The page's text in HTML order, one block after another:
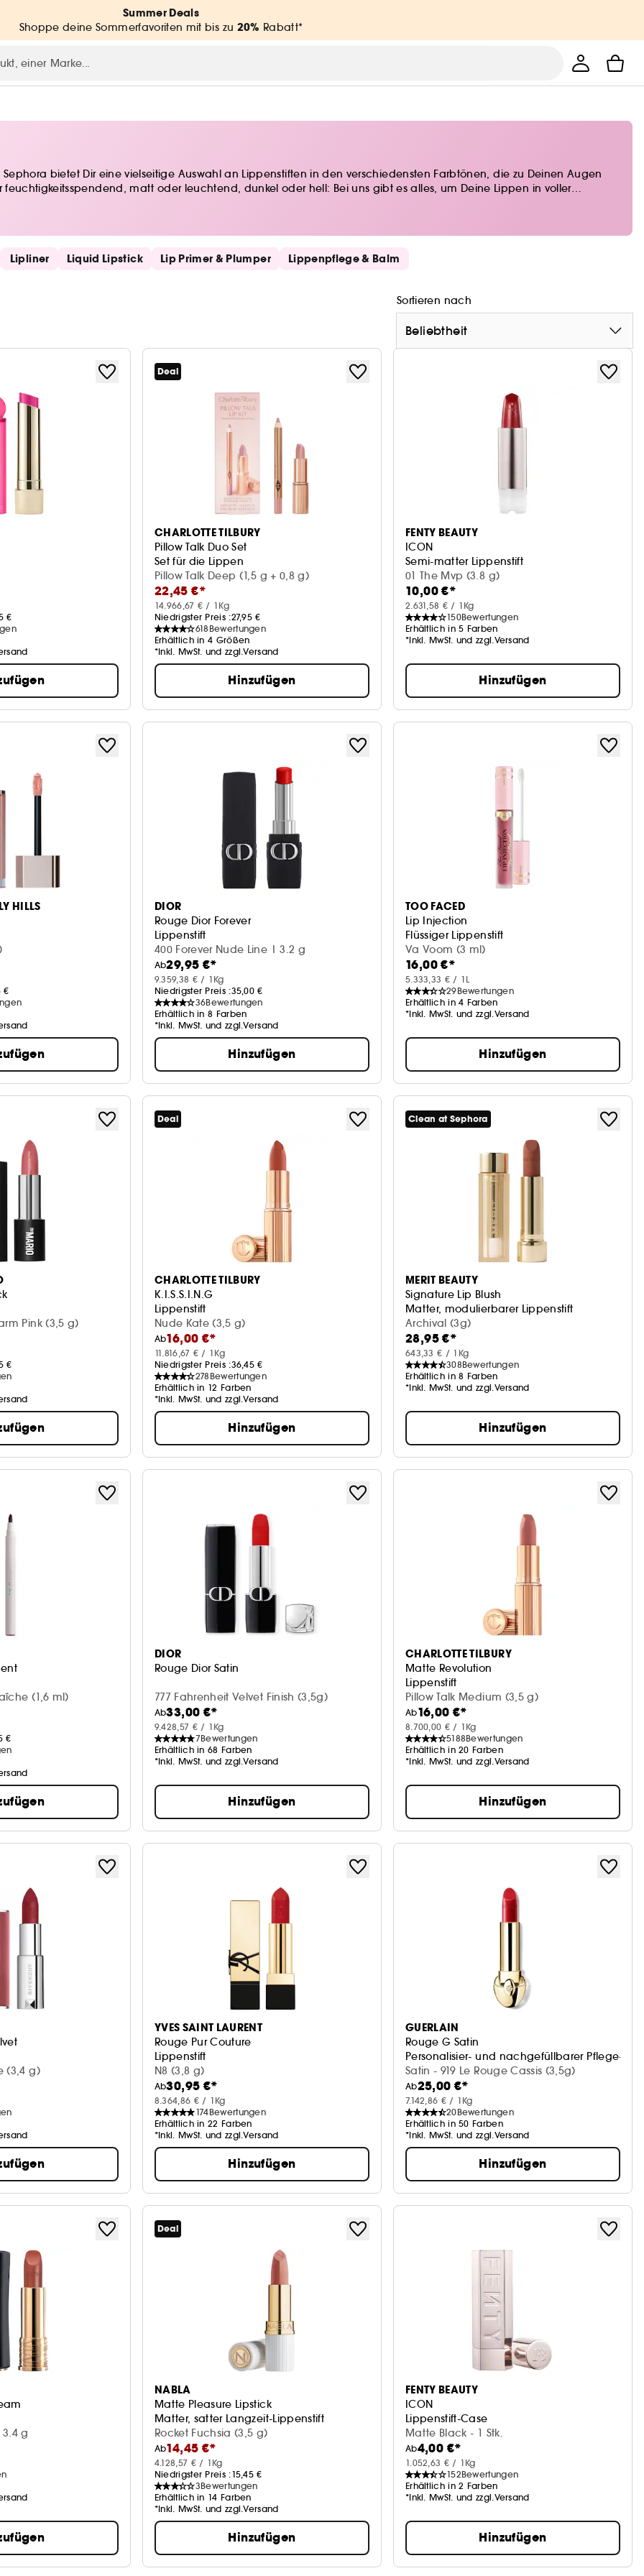
Summer Deals
Shoppe deine Sommerfavoriten mit bis zu 20% Rabatt*
bietet Dir eine vielseitige Auswahl an Lippenstiften in den verschiedensten Farbtönen, die zu Deinen Augen
matt oder leuchtend, dunkel oder hell: Bei uns gibt es alles, um Deine Lippen in voller
Lipliner Liquid Lipstick Lip Primer & Plumper Lippenpflege & Balm
Sortieren nach
Beliebtheit
€
Deal
CHARLOTTE TILBURY
Pillow Talk Duo Set
Set für die Lippen
Pillow Talk Deep (1,5 g + 0,8 g)
22,45 €*
14.966,67 € / 1Kg
Niedrigster Preis :27,95 €
618 Bewertungen
Erhältlich in 4 Größen
*Inkl. MwSt. und zzgl.Versand
Hinzufügen
FENTY BEAUTY
ICON
Semi-matter Lippenstift
01 The Mvp (3.8 g)
10,00 €*
2.631,58 € / 1Kg
150Bewertungen
Erhältlich in 5 Farben
*Inkl. MwSt. und zzgl.Versand
Hinzufügen
HILLS
€
DIOR
Rouge Dior Forever
Lippenstift
400 Forever Nude Line | 3.2 g
Ab29,95 €*
9.359,38 € / 1Kg
Niedrigster Preis :35,00 €
36Bewertungen
Erhältlich in 8 Farben
*Inkl. MwSt. und zzgl.Versand
Hinzufügen
TOO FACED
Lip Injection
Flüssiger Lippenstift
Va Voom (3 ml)
16,00 €*
5.333,33 € / 1L
29Bewertungen
Erhältlich in 4 Farben
*Inkl. MwSt. und zzgl.Versand
Hinzufügen
Pink (3,5 g)
€
Deal
CHARLOTTE TILBURY
K.I.S.S.I.N.G
Lippenstift
Nude Kate (3,5 g)
Ab16,00 €*
11.816,67 € / 1Kg
Niedrigster Preis :36,45 €
278 Bewertungen
Erhältlich in 12 Farben
*Inkl. MwSt. und zzgl.Versand
Hinzufügen
Clean at Sephora
MERIT BEAUTY
Signature Lip Blush
Matter, modulierbarer Lippenstift
Archival (3g)
28,95 €*
643,33 € / 1Kg
308Bewertungen
Erhältlich in 8 Farben
*Inkl. MwSt. und zzgl.Versand
Hinzufügen
(1,6 ml)
€
DIOR
Rouge Dior Satin
777 Fahrenheit Velvet Finish (3,5g)
Ab33,00 €*
9.428,57 € / 1Kg
7Bewertungen
Erhältlich in 68 Farben
*Inkl. MwSt. und zzgl.Versand
Hinzufügen
CHARLOTTE TILBURY
Matte Revolution
Lippenstift
Pillow Talk Medium (3,5 g)
Ab16,00 €*
8.700,00 € / 1Kg
5188Bewertungen
Erhältlich in 20 Farben
*Inkl. MwSt. und zzgl.Versand
Hinzufügen
(3,4 g)
YVES SAINT LAURENT
Rouge Pur Couture
Lippenstift
N8 (3,8 g)
Ab30,95 €*
8.364,86 € / 1Kg
174Bewertungen
Erhältlich in 22 Farben
*Inkl. MwSt. und zzgl.Versand
Hinzufügen
GUERLAIN
Rouge G Satin
Personalisier- und nachgefüllbarer Pflege-
Satin - 919 Le Rouge Cassis (3,5g)
Ab25,00 €*
7.142,86 € / 1Kg
20Bewertungen
Erhältlich in 50 Farben
*Inkl. MwSt. und zzgl.Versand
Hinzufügen
g
Deal
NABLA
Matte Pleasure Lipstick
Matter, satter Langzeit-Lippenstift
Rocket Fuchsia (3,5 g)
Ab14,45 €*
4.128,57 € / 1Kg
Niedrigster Preis :15,45 €
3Bewertungen
Erhältlich in 14 Farben
*Inkl. MwSt. und zzgl.Versand
Hinzufügen
FENTY BEAUTY
ICON
Lippenstift-Case
Matte Black - 1 Stk.
Ab4,00 €*
1.052,63 € / 1Kg
152Bewertungen
Erhältlich in 2 Farben
*Inkl. MwSt. und zzgl.Versand
Hinzufügen